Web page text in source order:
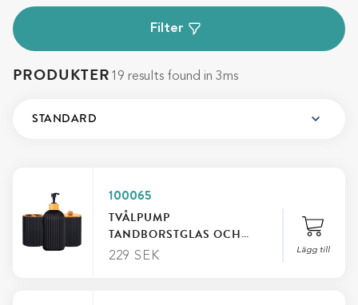
Filter
PRODUKTER 19 results found in 3ms
100065
TVÅLPUMP
TANDBORSTGLAS OCH
BURK
229 SEK Lägg till